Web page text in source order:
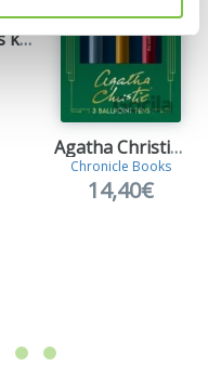
Popisovače s klipom v darčekovom balení 80 ks
Agatha Christie Pen Set
Chronicle Books
14,40€